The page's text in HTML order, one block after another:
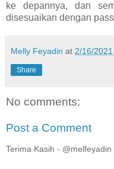
ke depannya, dan
disesuaikan dengan
Melly Feyadin at 2/16/2021
Share
No comments:
Post a Comment
Terima Kasih - @melfeyadin